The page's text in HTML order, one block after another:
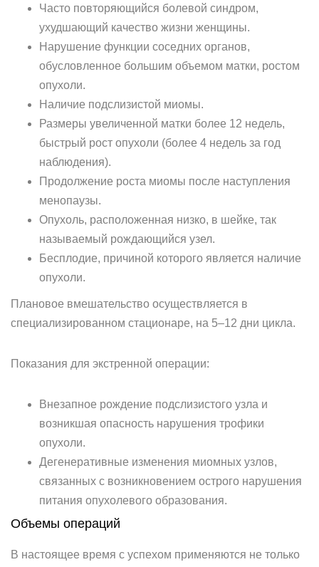
Часто повторяющийся болевой синдром,
ухудшающий качество жизни женщины.
Нарушение функции соседних органов,
обусловленное большим объемом матки, ростом
опухоли.
Наличие подслизистой миомы.
Размеры увеличенной матки более 12 недель,
быстрый рост опухоли (более 4 недель за год
наблюдения).
Продолжение роста миомы после наступления
менопаузы.
Опухоль, расположенная низко, в шейке, так
называемый рождающийся узел.
Бесплодие, причиной которого является наличие
опухоли.
Плановое вмешательство осуществляется в
специализированном стационаре, на 5–12 дни цикла.
Показания для экстренной операции:
Внезапное рождение подслизистого узла и
возникшая опасность нарушения трофики
опухоли.
Дегенеративные изменения миомных узлов,
связанных с возникновением острого нарушения
питания опухолевого образования.
Объемы операций
В настоящее время с успехом применяются не только